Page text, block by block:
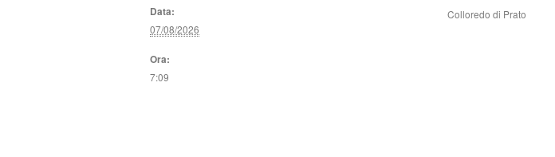
Data:
07/08/2026
Ora:
7:09
Colloredo di Prato